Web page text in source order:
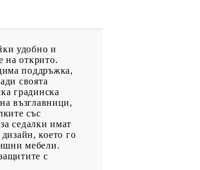
удобно и
на открито.
поддръжка,
своята
градинска
възглавници,
със
седалки имат
което го
мебели.
с